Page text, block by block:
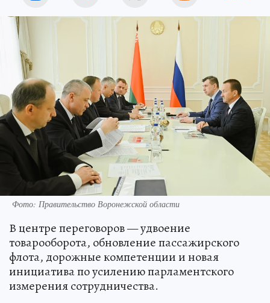
Фото: Правительство Воронежской области
В центре переговоров — удвоение
товарооборота, обновление пассажирского
флота, дорожные компетенции и новая
инициатива по усилению парламентского
измерения сотрудничества.